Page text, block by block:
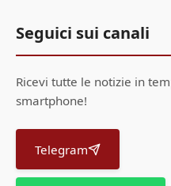
Seguici sui canali
Ricevi tutte le notizie in
smartphone!
Telegram